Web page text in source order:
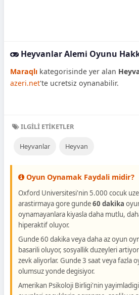
Heyvanlar Alemi Oyunu
Maraqlı kategorisinde yer alan
azeri.net'te ucretsiz oynanabilir.
ILGILI ETIKETLER
Heyvanlar Heyvan
Oyun Oynamak Faydali midir?
Oxford Universitesi'nin 5.000 cocuk
arastirmaya gore gunde60 dakika
oynamayanlara kiyasla daha mutlu,
hiperaktif oluyor.
Gunde 60 dakika veya daha az oyun
basarili oluyor, sosyallik duzeyleri
zevk aliyorlar. Gunde 3 saat veya fazla
olumsuz yonde degisiyor.
Amerikan Psikoloji Birligi'nin